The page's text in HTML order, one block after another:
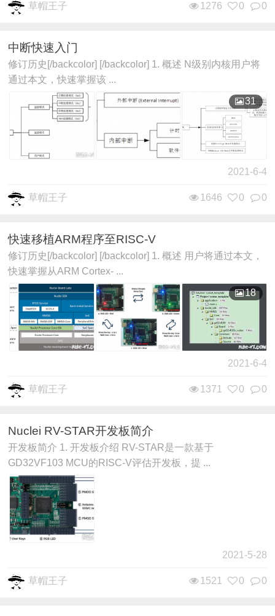
草帽王子 0
0
1276
中断快速入门
修订历史[/backcolor] [/backcolor] 1. 概述 N级别内核用户将
通过本文，快速掌握该 ...
31
2021-6-4
草帽王子 0
0
1646
快速移植ARM程序至RISC-V
修订历史[/backcolor] [/backcolor] 1. 概述 用户将通过本文，
快速掌握从ARM Cortex- ...
18
2021-6-4
草帽王子 0
0
1371
Nuclei RV-STAR开发板简介
开发板简介 1. 开发板介绍 RV-STAR是一款基于
GD32VF103 MCU的RISC-V评估开发板，提 ...
2021-5-28
草帽王子 0
0
1521